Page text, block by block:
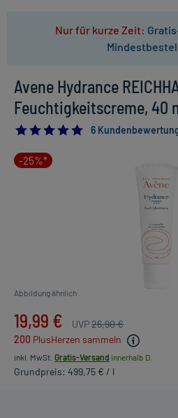
Nur für kurze Zeit:
Avene Hydrance
Feuchtigkeitscreme, 40
5.0
6
-25%*
Abbildung ähnlich
19,99 € UVP26,90 €
200 PlusHerzen sammeln
inkl. MwSt. Gratis-Versand innerhalb D.
Grundpreis: 499,75 € / l